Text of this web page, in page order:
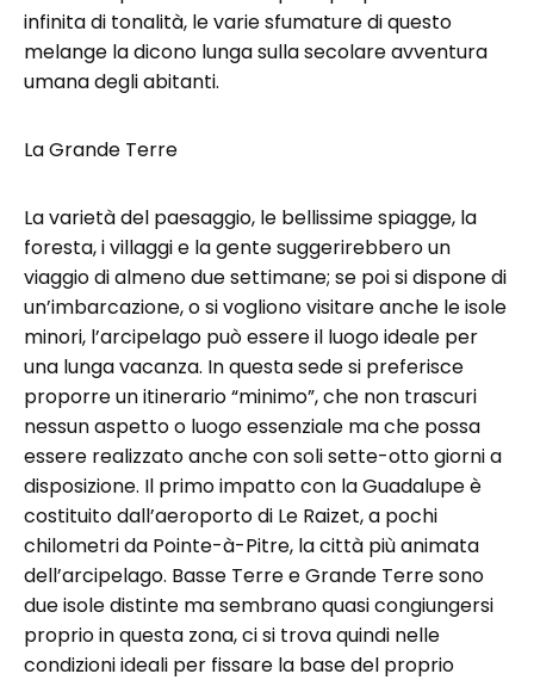
infinita di tonalità, le varie sfumature di questo
melange la dicono lunga sulla secolare avventura
umana degli abitanti.
La Grande Terre
La varietà del paesaggio, le bellissime spiagge, la
foresta, i villaggi e la gente suggerirebbero un
viaggio di almeno due settimane; se poi si dispone di
un’imbarcazione, o si vogliono visitare anche le isole
minori, l’arcipelago può essere il luogo ideale per
una lunga vacanza. In questa sede si preferisce
proporre un itinerario “minimo”, che non trascuri
nessun aspetto o luogo essenziale ma che possa
essere realizzato anche con soli sette-otto giorni a
disposizione. Il primo impatto con la Guadalupe è
costituito dall’aeroporto di Le Raizet, a pochi
chilometri da Pointe-à-Pitre, la città più animata
dell’arcipelago. Basse Terre e Grande Terre sono
due isole distinte ma sembrano quasi congiungersi
proprio in questa zona, ci si trova quindi nelle
condizioni ideali per fissare la base del proprio